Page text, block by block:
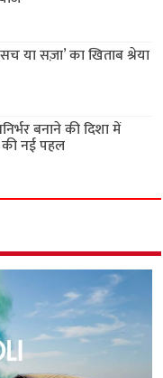
या सज़ा’ का खिताब श्रेया
बनाने की दिशा में
की नई पहल